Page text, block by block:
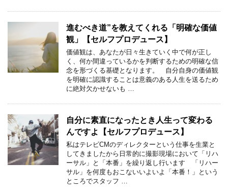
進むべき道”を教えてくれる「明確な価値
観」【セルフプロデュース】
価値観は、あなたが日々生きていく中で何が正し
く、何か間違っているかを判断するための明確な信
念を形づくる基礎となります。 自分自身の価値観
を明確に認識することは意義のある人生を送るため
に絶対欠かせないも …
自分に素直になったとき人生って変わる
んですよ【セルフプロデュース】
私はテレビCMのディレクターという仕事を生業と
してきましたから日常的に撮影現場において「リハ
ーサル」と「本番」を繰り返し行います 「リハー
サル」を何度もおこないいよいよ「本番！」という
ところでスタッフ …